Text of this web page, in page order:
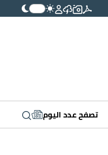
تصفح عدد اليوم